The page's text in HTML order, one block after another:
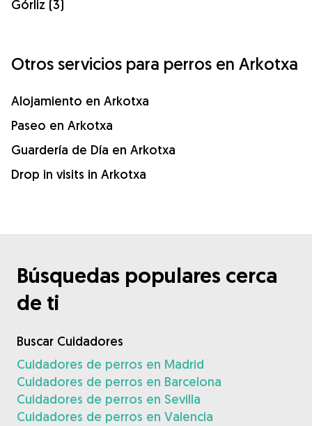
Górliz (3)
Otros servicios para perros en Arkotxa
Alojamiento en Arkotxa
Paseo en Arkotxa
Guardería de Día en Arkotxa
Drop in visits in Arkotxa
Búsquedas populares cerca
de ti
Buscar Cuidadores
Cuidadores de perros en Madrid
Cuidadores de perros en Barcelona
Cuidadores de perros en Sevilla
Cuidadores de perros en Valencia